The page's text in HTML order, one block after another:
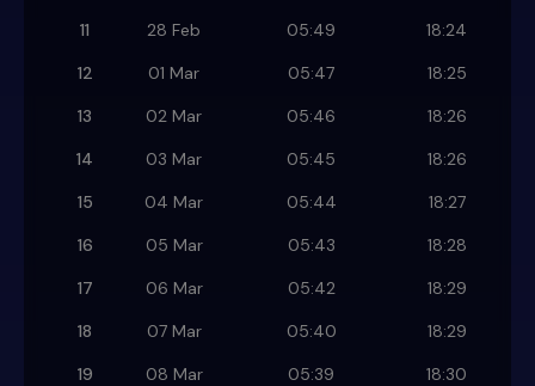
11
28 Feb 05:49
18:24
12
01 Mar 05:47
18:25
13
02 Mar 05:46
18:26
14
03 Mar 05:45
18:26
15
04 Mar 05:44
18:27
16
05 Mar 05:43
18:28
17
06 Mar 05:42
18:29
18
07 Mar 05:40
18:29
19
08 Mar 05:39
18:30